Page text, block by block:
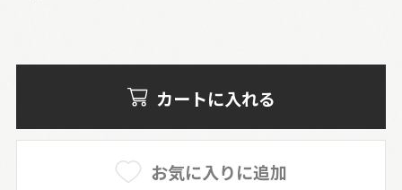
カートに入れる
お気に入りに追加